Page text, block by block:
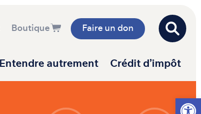
Ouvrir
Boutique Faire un don
Entendre autrement Crédit d’impôt